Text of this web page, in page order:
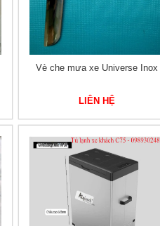
Vè che mưa xe Universe Inox
LIÊN HỆ